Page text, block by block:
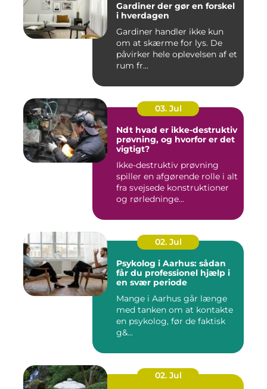
Gardiner der gør en forskel
i hverdagen
Gardiner handler ikke kun
om at skærme for lys. De
påvirker hele oplevelsen af et
rum fr...
03. Jul
Ndt hvad er ikke-destruktiv
prøvning, og hvorfor er det
vigtigt?
Ikke-destruktiv prøvning
spiller en afgørende rolle i alt
fra svejsede konstruktioner
og rørledninge...
02. Jul
Psykolog i Aarhus: sådan
får du professionel hjælp i
en svær periode
Mange i Aarhus går længe
med tanken om at kontakte
en psykolog, før de faktisk
g&...
02. Jul